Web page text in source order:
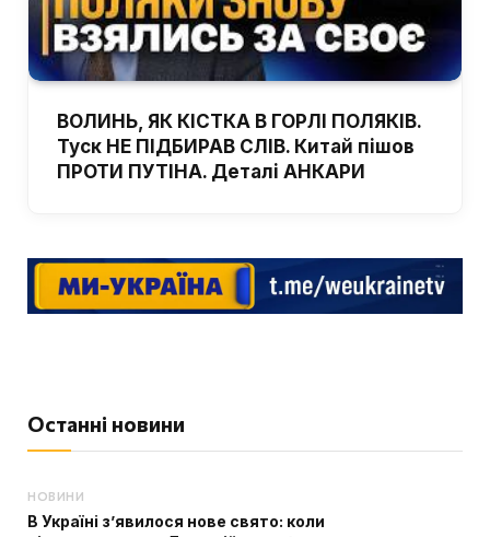
ВОЛИНЬ, ЯК КІСТКА В ГОРЛІ ПОЛЯКІВ.
Туск НЕ ПІДБИРАВ СЛІВ. Китай пішов
ПРОТИ ПУТІНА. Деталі АНКАРИ
Останні новини
НОВИНИ
В Україні з’явилося нове свято: коли